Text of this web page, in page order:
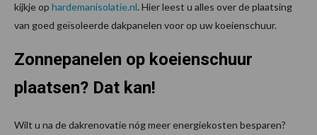
kijkje op hardemanisolatie.nl. Hier leest u alles over de plaatsing
van goed geïsoleerde dakpanelen voor op uw koeienschuur.
Zonnepanelen op koeienschuur
plaatsen? Dat kan!
Wilt u na de dakrenovatie nóg meer energiekosten besparen?